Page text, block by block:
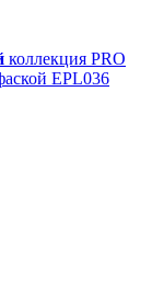
коллекция PRO
EPL036